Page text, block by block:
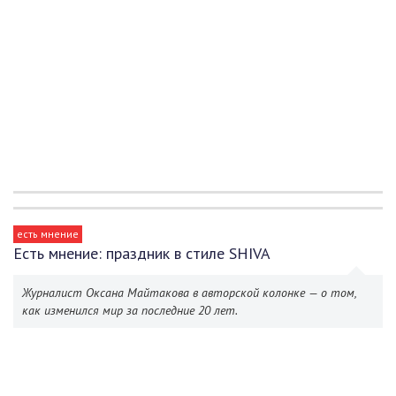
есть мнение
Есть мнение: праздник в стиле SHIVA
Журналист Оксана Майтакова в авторской колонке — о том,
как изменился мир за последние 20 лет.